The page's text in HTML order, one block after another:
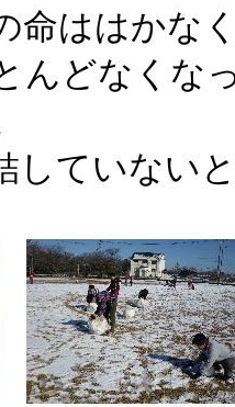
命ははかな
んどなくな
していない